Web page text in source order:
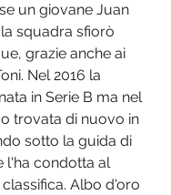
un giovane Juan
squadra sfiorò
grazie anche ai
Nel 2016 la
in Serie B ma nel
trovata di nuovo in
sotto la guida di
l'ha condotta al
Albo d'oro